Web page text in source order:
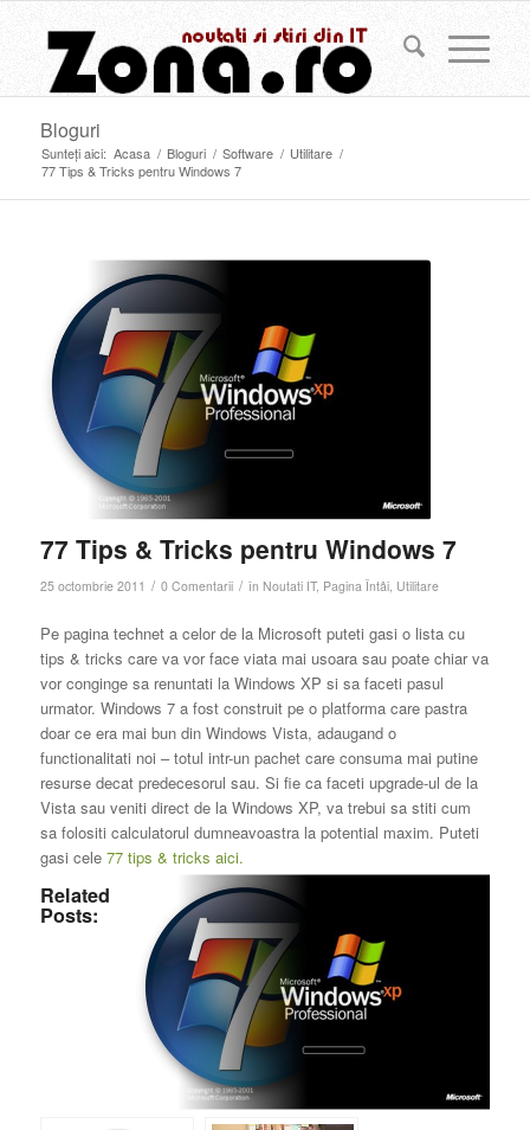
Bloguri
Sunteți aici: Acasa / Bloguri / Software / Utilitare /
77 Tips & Tricks pentru Windows 7
77 Tips & Tricks pentru Windows 7
25 octombrie 2011 / 0 Comentarii / în Noutati IT, Pagina Întâi, Utilitare
Pe pagina technet a celor de la Microsoft puteti gasi o lista cu
tips & tricks care va vor face viata mai usoara sau poate chiar va
vor conginge sa renuntati la Windows XP si sa faceti pasul
urmator. Windows 7 a fost construit pe o platforma care pastra
doar ce era mai bun din Windows Vista, adaugand o
functionalitati noi – totul intr-un pachet care consuma mai putine
resurse decat predecesorul sau. Si fie ca faceti upgrade-ul de la
Vista sau veniti direct de la Windows XP, va trebui sa stiti cum
sa folositi calculatorul dumneavoastra la potential maxim. Puteti
gasi cele 77 tips & tricks aici.
Related
Posts: